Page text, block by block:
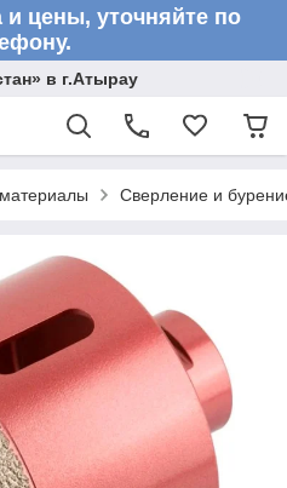
цены, уточняйте по
в г.Атырау
Сверление и